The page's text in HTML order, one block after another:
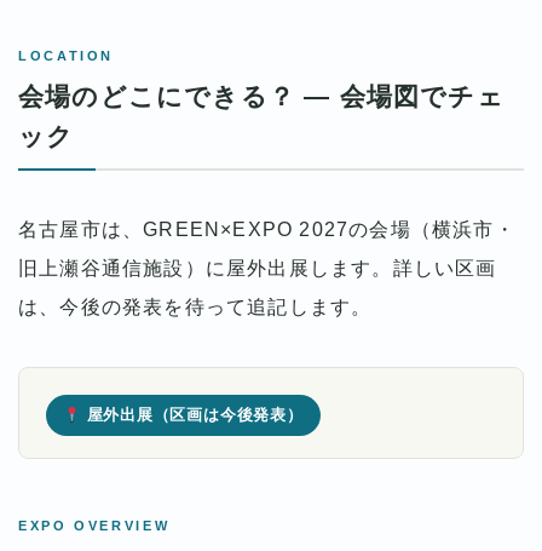
LOCATION
会場のどこにできる？ ― 会場図でチェ
ック
名古屋市は、GREEN×EXPO 2027の会場（横浜市・
旧上瀬谷通信施設）に屋外出展します。詳しい区画
は、今後の発表を待って追記します。
屋外出展（区画は今後発表）
EXPO OVERVIEW